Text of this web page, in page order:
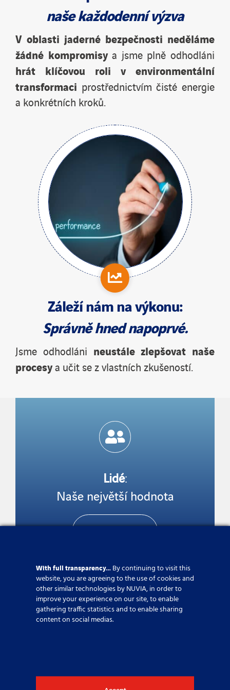
naše každodenní výzva
V oblasti jaderné bezpečnosti neděláme
žádné kompromisya jsme plně odhodláni
hrát
klíčovou roli v environmentální
transformaci prostřednictvím čisté energie
a konkrétních kroků.
Záleží nám navýkonu:
Správně hned napoprvé.
Jsme odhodláni neustále zlepšovat naše
procesya učit se z vlastních zkušeností.
Lidé:
Naše největší hodnota
Zjistěte více
Excellence pro dlouhodobé
With full transparency… By continuing to visit this
website, you are agreeing to the use of cookies and
other similar technologies by NUVIA, in order to
improve your experience on our site, to enable
gathering traffic statistics and to enable sharing
content on social medias.